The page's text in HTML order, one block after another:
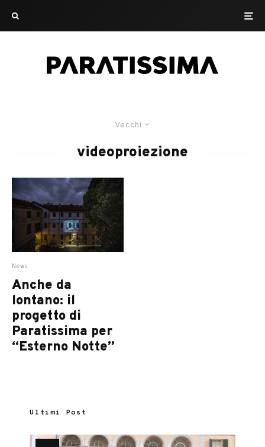
Vecchi
videoproiezione
News
Anche da
lontano: il
progetto di
Paratissima per
“Esterno Notte”
Ultimi Post